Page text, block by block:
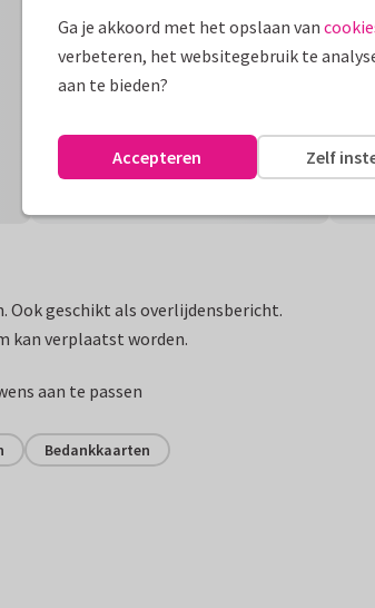
geschikt als overlijdensbericht.
kan verplaatst worden.
aan te passen
Bedankkaarten
Ga je akkoord met het opslaan van
verbeteren, het websitegebruik te
aan te bieden?
Zelf
Accepteren